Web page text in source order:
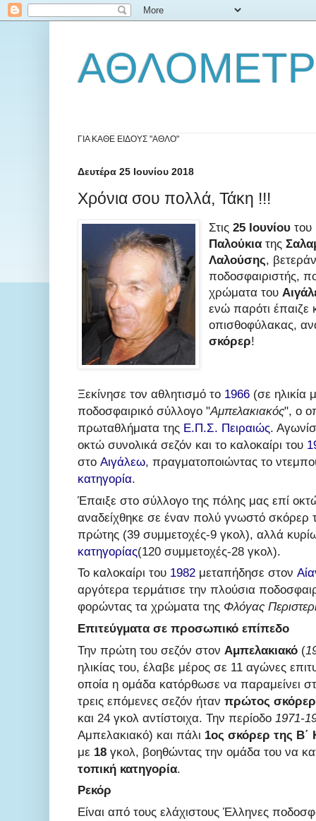
ΓΙΑ ΚΑΘΕ ΕΙΔΟΥΣ "ΑΘΛΟ"
Δευτέρα 25 Ιουνίου 2018
Χρόνια σου πολλά, Τάκη !!!
Στις25 Ιουνίου του
Παλούκια της
Λαλούσης,
ποδοσφαιριστής,
χρώματα του
ενώ παρότι έπαιζε
οπισθοφύλακας,
σκόρερ!
Ξεκίνησε τον αθλητισμό το 1966 (σε ηλικία
ποδοσφαιρικό σύλλογο "Αμπελακιακός", ο
πρωταθλήματα της Ε.Π.Σ. Πειραιώς.
οκτώ συνολικά σεζόν και το καλοκαίρι του
στο Αιγάλεω, πραγματοποιώντας το
κατηγορία.
Έπαιξε στο σύλλογο της πόλης μας επί
αναδείχθηκε σε έναν πολύ γνωστό σκόρερ
πρώτης (39 συμμετοχές-9 γκολ), αλλά
κατηγορίας(120 συμμετοχές-28 γκολ).
Το καλοκαίρι του 1982 μεταπήδησε στον
αργότερα τερμάτισε την πλούσια
φορώντας τα χρώματα της Φλόγας
Επιτεύγματα σε προσωπικό επίπεδο
Την πρώτη του σεζόν στον Αμπελακιακό (
ηλικίας του, έλαβε μέρος σε 11 αγώνες
οποία η ομάδα κατόρθωσε να παραμείνει
τρεις επόμενες σεζόν ήταν πρώτος σκόρερ
και 24 γκολ αντίστοιχα. Την περίοδο 1971-
Αμπελακιακό) και πάλι 1ος σκόρερ της Β΄
με 18 γκολ, βοηθώντας την ομάδα του να
τοπική κατηγορία.
Ρεκόρ
Είναι από τους ελάχιστους Έλληνες